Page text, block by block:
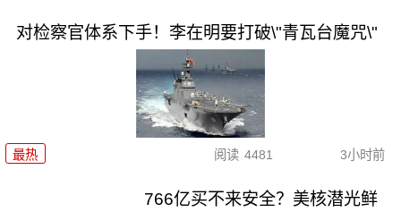
对检察官体系下手！李在明要打破\"青瓦台魔咒\"
最热 阅读 4481 3小时前
766亿买不来安全？美核潜光鲜